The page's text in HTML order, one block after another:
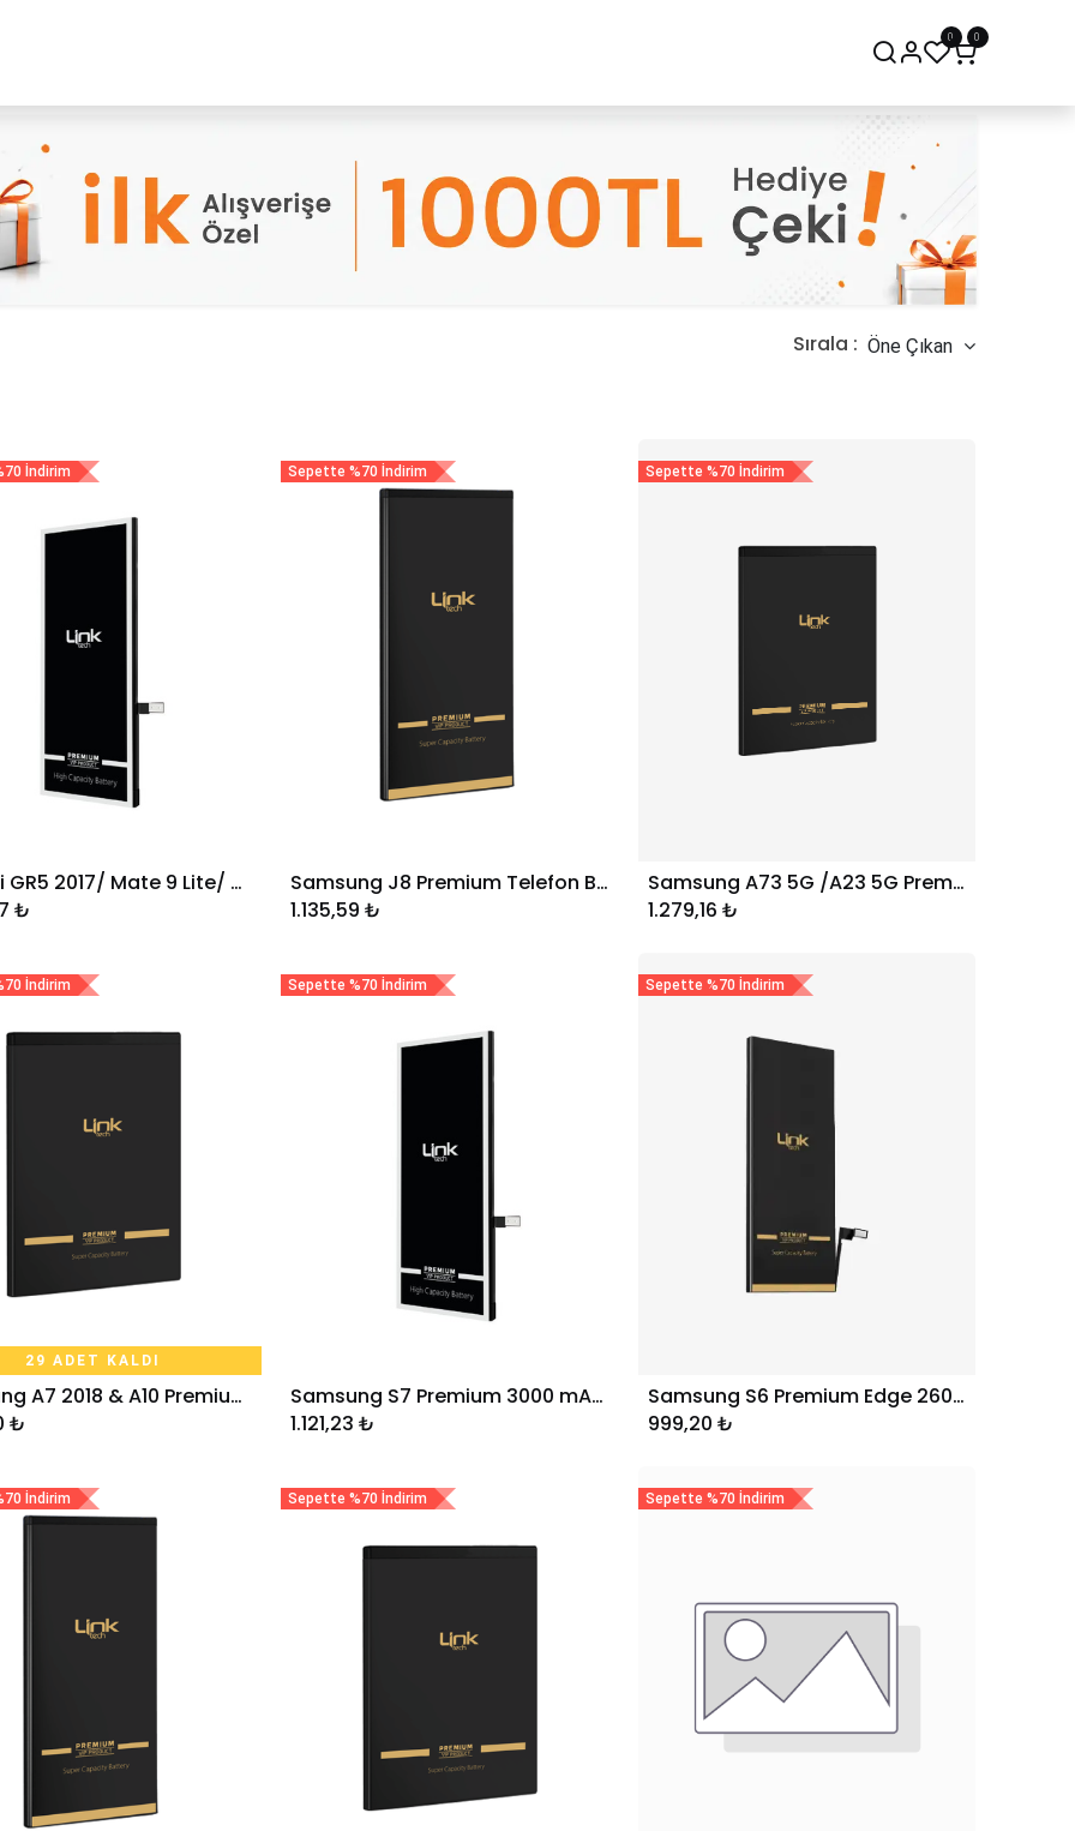
0 0
Sırala : Öne Çıkan
İndirim
Sepete Ekle
Huawei GR5 2017/ Mate 9 Lite/ Honor 6X Uyumlu Premium Telefon Bataryası 3340 mAh
₺
Sepette %70 İndirim
Sepete Ekle
Samsung J8 Premium Telefon Bataryası 3000 mAh
1.135,59 ₺
Sepette %70 İndirim
Sepete Ekle
Samsung A73 5G /A23 5G Premium Telefon Bataryası 5000 mAh EB-BM526ABS
1.279,16 ₺
İndirim
29 ADET KALDI
Sepete Ekle
Samsung A7 2018 & A10 Premium Telefon Bataryası 3400 mAh
₺
Sepette %70 İndirim
Sepete Ekle
Samsung S7 Premium 3000 mAh Telefon Bataryası
1.121,23 ₺
Sepette %70 İndirim
Sepete Ekle
Samsung S6 Premium Edge 2600 mAh Telefon Bataryası
999,20 ₺
İndirim Sepette %70 İndirim Sepette %70 İndirim